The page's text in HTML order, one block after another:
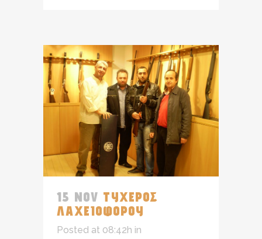
15 NOV ΤΥΧΕΡΟΣ
ΛΑΧΕΙΟΦΟΡΟΥ
Posted at 08:42h in